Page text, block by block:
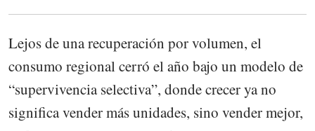
Lejos de una recuperación por volumen, el
consumo regional cerró el año bajo un modelo de
“supervivencia selectiva”, donde crecer ya no
significa vender más unidades, sino vender mejor,